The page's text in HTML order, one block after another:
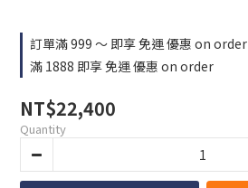
訂單滿 999 ～ 即享 免運 優惠 on order
滿 1888 即享 免運 優惠 on order
NT$22,400
Quantity